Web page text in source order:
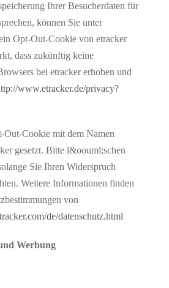
Ihrer Besucherdaten für
können Sie unter
Opt-Out-Cookie von etracker
dass zukünftig keine
bei etracker erhoben und
www.etracker.de/privacy?
Cookie mit dem Namen
gesetzt. Bitte l&oouml;schen
Sie Ihren Widerspruch
Weitere Informationen finden
von
de/datenschutz.html
Werbung